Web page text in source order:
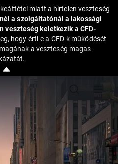
miatt a hirtelen veszteség
a szolgáltatónál a lakossági
veszteség keletkezik a CFD-
hogy érti-e a CFD-k működését
a veszteség magas